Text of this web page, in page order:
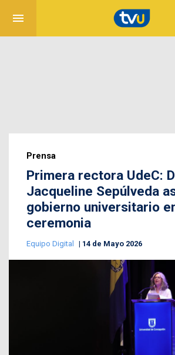
menu
Prensa
Primera rectora UdeC:
Jacqueline Sepúlveda
gobierno universitario
ceremonia
Equipo Digital 14 de Mayo 2026